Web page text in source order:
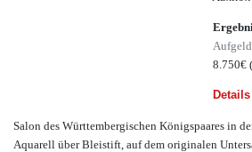
8.750€
Details
Salon des Württembergischen Königspaares in
Aquarell über Bleistift, auf dem originalen